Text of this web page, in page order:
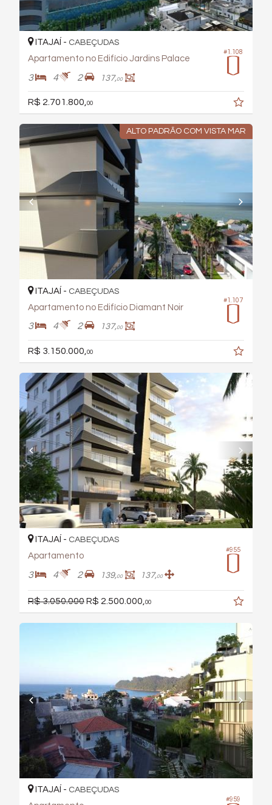
#1.108
ITAJAÍ - CABEÇUDAS
Apartamento no Edifício Jardins Palace
3 4 2 137,00
R$ 2.701.800,00
ALTO PADRÃO COM VISTA MAR
#1.107
ITAJAÍ - CABEÇUDAS
Apartamento no Edifício Diamant Noir
3 4 2 137,00
R$ 3.150.000, 00
#955
ITAJAÍ - CABEÇUDAS
Apartamento
3 4 2 139,00 137,00
R$ 3.050.000R$ 2.500.000, 00
#959
ITAJAÍ - CABEÇUDAS